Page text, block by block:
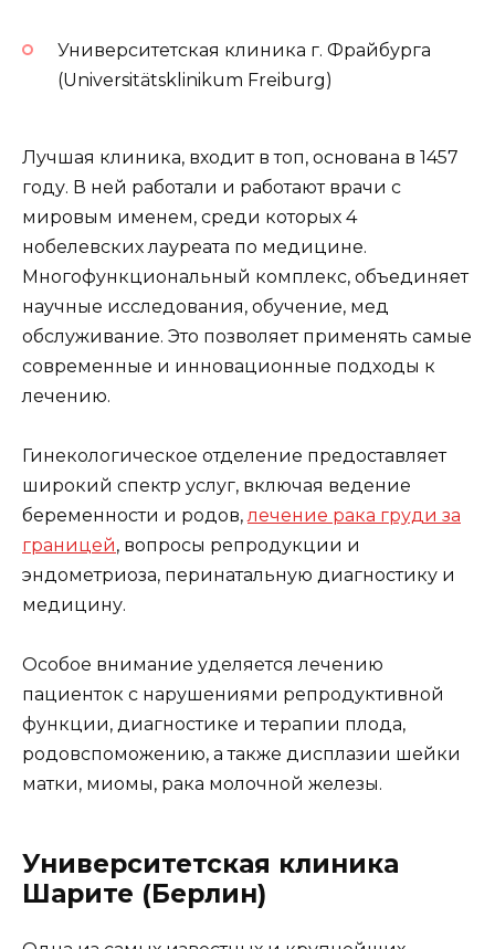
Университетская клиника г. Фрайбурга
(Universitätsklinikum Freiburg)
Лучшая клиника, входит в топ, основана в 1457
году. В ней работали и работают врачи с
мировым именем, среди которых 4
нобелевских лауреата по медицине.
Многофункциональный комплекс, объединяет
научные исследования, обучение, мед
обслуживание. Это позволяет применять самые
современные и инновационные подходы к
лечению.
Гинекологическое отделение предоставляет
широкий спектр услуг, включая ведение
беременности и родов,лечение рака груди за
границей, вопросы репродукции и
эндометриоза, перинатальную диагностику и
медицину.
Особое внимание уделяется лечению
пациенток с нарушениями репродуктивной
функции, диагностике и терапии плода,
родовспоможению, а также дисплазии шейки
матки, миомы, рака молочной железы.
Университетская клиника
Шарите (Берлин)